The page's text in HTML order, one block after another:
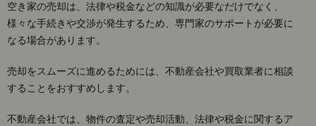
空き家の売却は、法律や税金などの知識が必要なだけでなく、
様々な手続きや交渉が発生するため、専門家のサポートが必要に
なる場合があります。
売却をスムーズに進めるためには、不動産会社や買取業者に相談
することをおすすめします。
不動産会社では、物件の査定や売却活動、法律や税金に関するア